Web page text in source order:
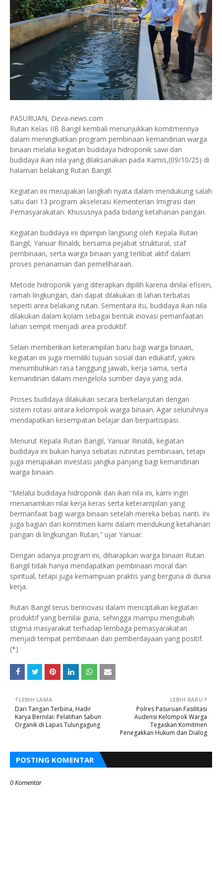
PASURUAN, Deva-news.com
Rutan Kelas IIB Bangil kembali menunjukkan komitmennya
dalam meningkatkan program pembinaan kemandirian warga
binaan melalui kegiatan budidaya hidroponik sawi dan
budidaya ikan nila yang dilaksanakan pada Kamis,(09/10/25) di
halaman belakang Rutan Bangil.
Kegiatan ini merupakan langkah nyata dalam mendukung salah
satu dari 13 program akselerasi Kementerian Imigrasi dan
Pemasyarakatan. Khususnya pada bidang ketahanan pangan.
Kegiatan budidaya ini dipimpin langsung oleh Kepala Rutan
Bangil, Yanuar Rinaldi, bersama pejabat struktural, staf
pembinaan, serta warga binaan yang terlibat aktif dalam
proses penanaman dan pemeliharaan.
Metode hidroponik yang diterapkan dipilih karena dinilai efisien,
ramah lingkungan, dan dapat dilakukan di lahan terbatas
seperti area belakang rutan. Sementara itu, budidaya ikan nila
dilakukan dalam kolam sebagai bentuk inovasi pemanfaatan
lahan sempit menjadi area produktif.
Selain memberikan keterampilan baru bagi warga binaan,
kegiatan ini juga memiliki tujuan sosial dan edukatif, yakni
menumbuhkan rasa tanggung jawab, kerja sama, serta
kemandirian dalam mengelola sumber daya yang ada.
Proses budidaya dilakukan secara berkelanjutan dengan
sistem rotasi antara kelompok warga binaan. Agar seluruhnya
mendapatkan kesempatan belajar dan berpartisipasi.
Menurut Kepala Rutan Bangil, Yanuar Rinaldi, kegiatan
budidaya ini bukan hanya sebatas rutinitas pembinaan, tetapi
juga merupakan investasi jangka panjang bagi kemandirian
warga binaan.
“Melalui budidaya hidroponik dan ikan nila ini, kami ingin
menanamkan nilai kerja keras serta keterampilan yang
bermanfaat bagi warga binaan setelah mereka bebas nanti. Ini
juga bagian dari komitmen kami dalam mendukung ketahanan
pangan di lingkungan Rutan,” ujar Yanuar.
Dengan adanya program ini, diharapkan warga binaan Rutan
Bangil tidak hanya mendapatkan pembinaan moral dan
spiritual, tetapi juga kemampuan praktis yang berguna di dunia
kerja.
Rutan Bangil terus berinovasi dalam menciptakan kegiatan
produktif yang bernilai guna, sehingga mampu mengubah
stigma masyarakat terhadap lembaga pemasyarakatan
menjadi tempat pembinaan dan pemberdayaan yang positif.
(*)
LEBIH BARU
Polres Pasuruan Fasilitasi
Audensi Kelompok Warga
Tegaskan Komitmen
Penegakkan Hukum dan Dialog
LEBIH LAMA
Dari Tangan Terbina, Hadir
Karya Bernilai: Pelatihan Sabun
Organik di Lapas Tulungagung
POSTING KOMENTAR
0 Komentar